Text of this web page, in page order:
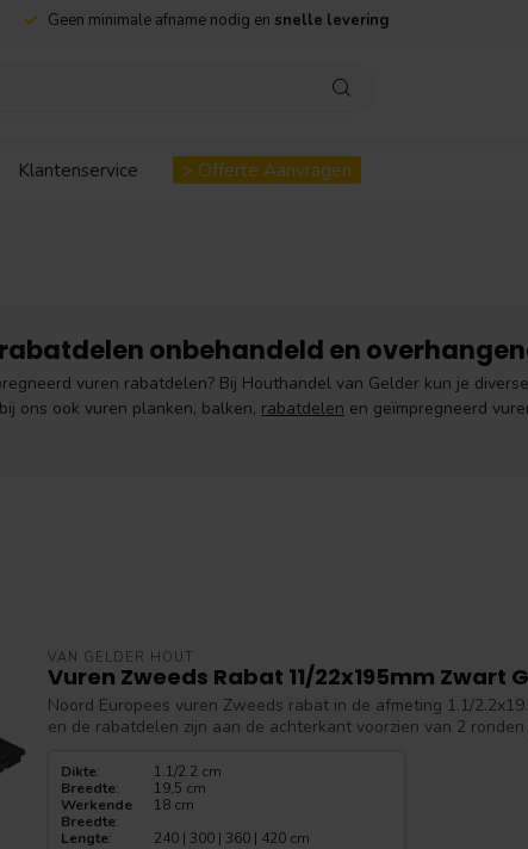
Geen minimale afname nodig en snelle levering
Klantenservice > Offerte Aanvragen
onbehandeld en
vuren rabatdelen? Bij Houthandel van Gelder kun je diverse
ons ook vuren planken, balken, rabatdelen en geïmpregneerd
VAN GELDER HOUT
Vuren Zweeds Rabat 11/22x195mm Zwart
Noord Europees vuren Zweeds rabat in de afmeting 1.1/
en de rabatdelen zijn aan de achterkant voorzien van 2 ronden
Dikte:
1.1/2.2 cm
Breedte:
19,5 cm
Werkende
Breedte:
18 cm
Lengte: 240 | 300 | 360 | 420 cm